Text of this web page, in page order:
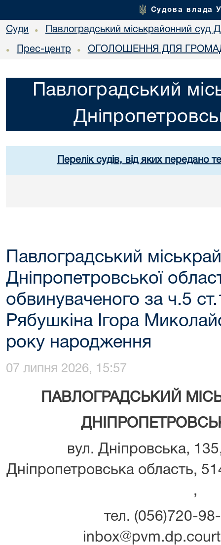
Судова влада
Суди • Павлоградський міськрайонний суд
• Прес-центр • ОГОЛОШЕННЯ ДЛЯ
Павлоградський
Перелік судів, від яких передано
Павлоградський
Дніпропетровської
обвинуваченого за ч.5
Рябушкіна Ігора
року народження
07 липня 2026, 15:57
ПАВЛОГРАДСЬКИЙ
вул. Дніпровська,
Дніпропетровська область,
,
тел. (056)720-